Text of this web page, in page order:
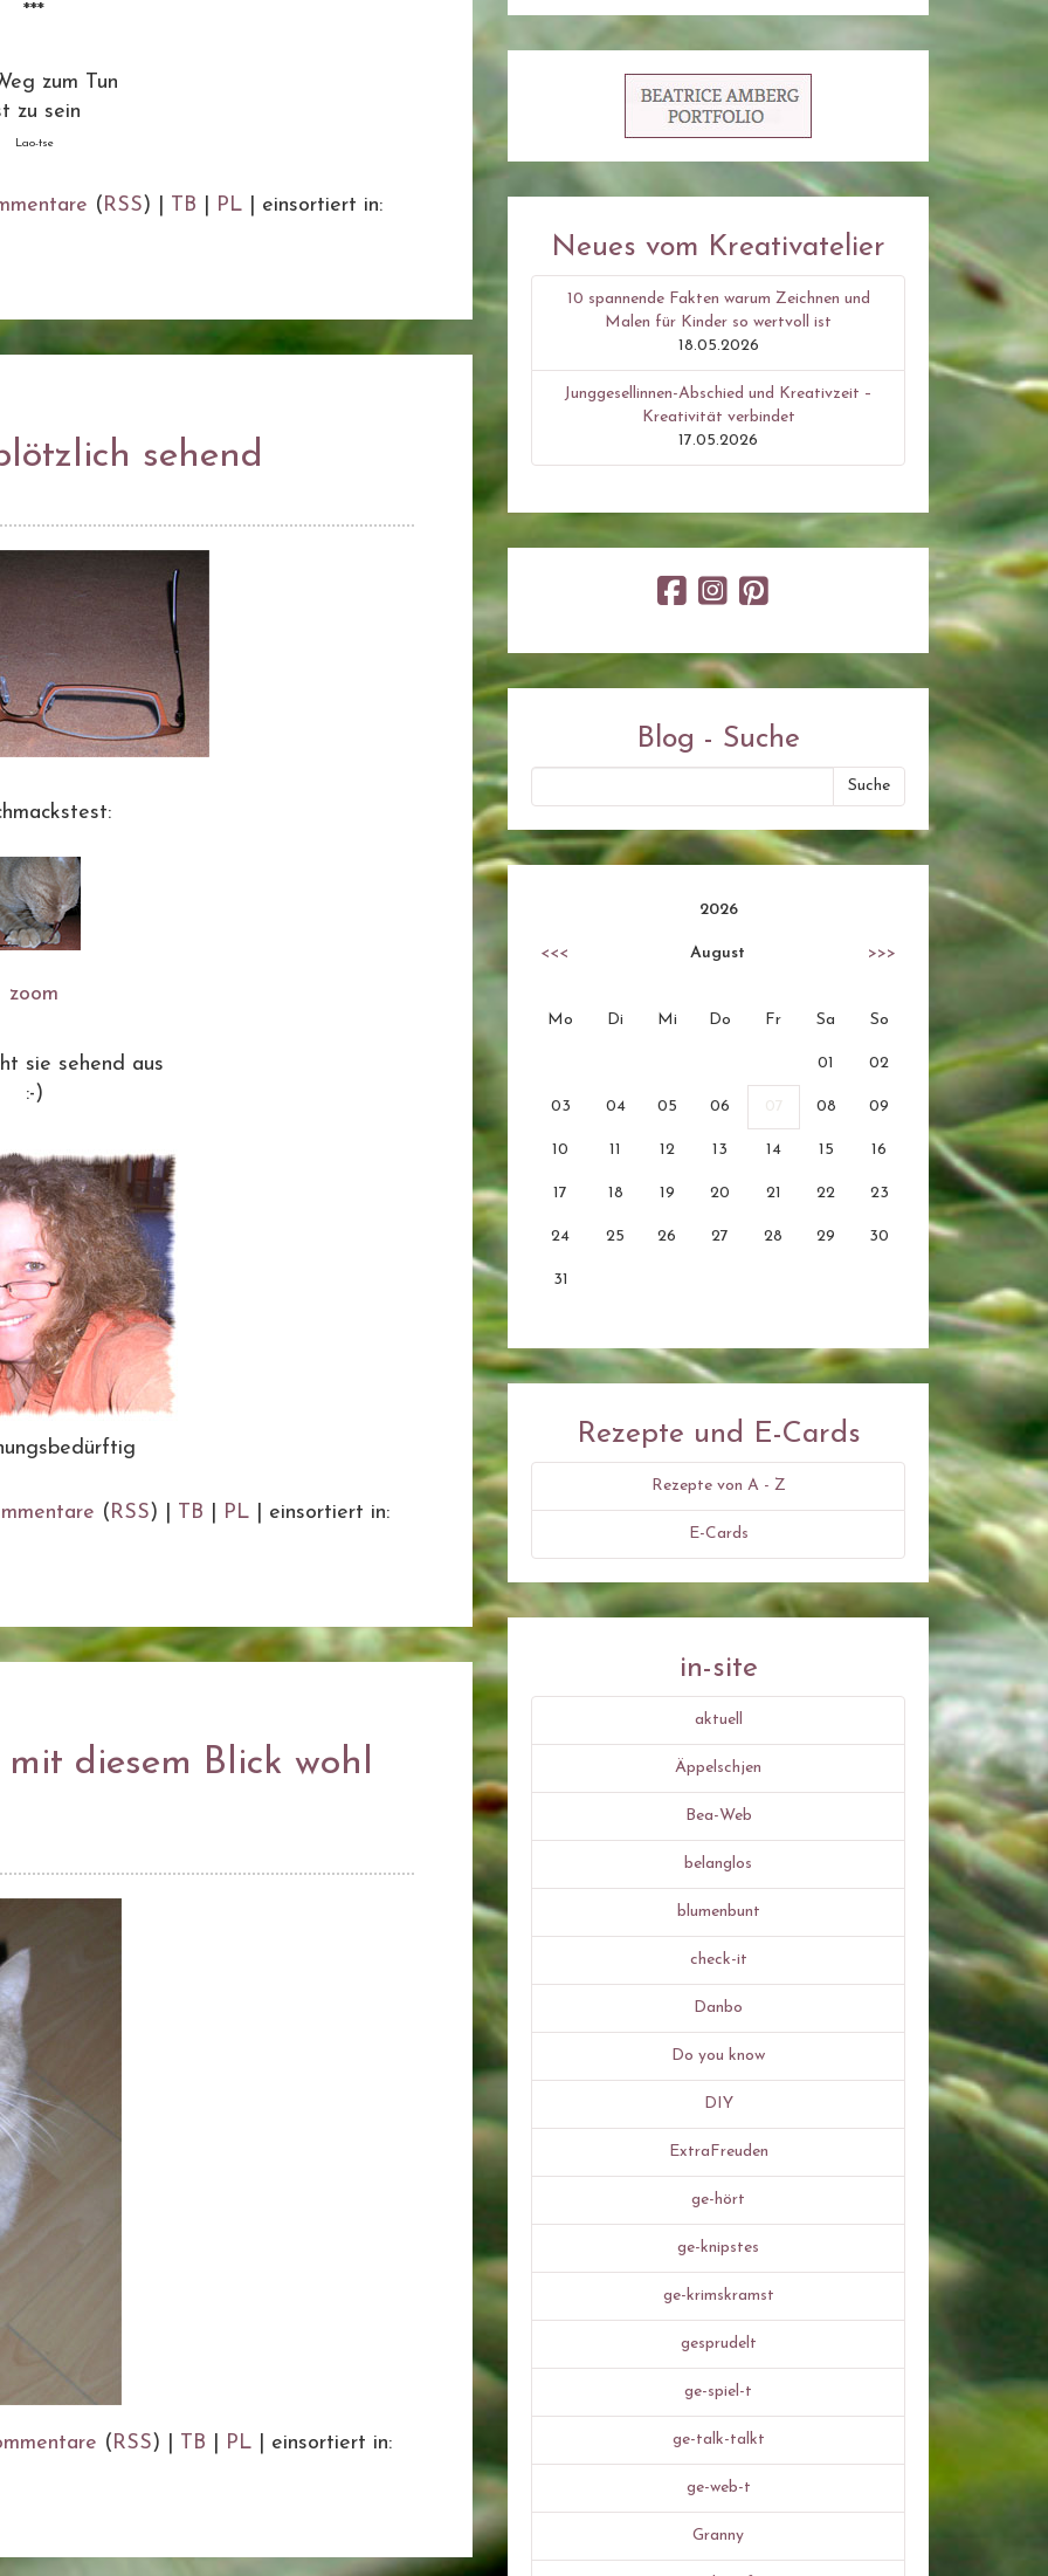
***
zum Tun
zu sein
Lao-tse
(RSS) | TB PL einsortiert in:
sehend
zoom
sie sehend aus
:-)
(RSS) | TB PL einsortiert in:
diesem Blick wohl
(RSS) | TB PL einsortiert in:
Neues vom Kreativatelier
10 spannende Fakten warum Zeichnen und
Malen für Kinder so wertvoll ist
18.05.2026
Junggesellinnen-Abschied und Kreativzeit –
Kreativität verbindet
17.05.2026
Blog - Suche
2026
<<< August >>>
Mo Di Mi Do Fr Sa So
01 02
03 04 05 06 07 08 09
10 11 12 13 14 15 16
17 18 19 20 21 22 23
24 25 26 27 28 29 30
31
Rezepte und E-Cards
Rezepte von A - Z
E-Cards
in-site
aktuell
Äppelschjen
Bea-Web
belanglos
blumenbunt
check-it
Danbo
Do you know
DIY
ExtraFreuden
ge-hört
ge-knipstes
ge-krimskramst
gesprudelt
ge-spiel-t
ge-talk-talkt
ge-web-t
Granny